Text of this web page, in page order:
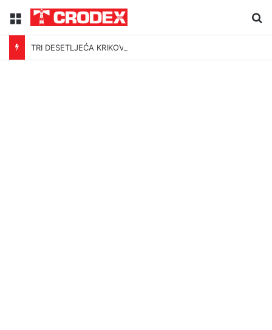
Menu
TRI DESETLJEĆA KRIKOVA OČAJNIKA